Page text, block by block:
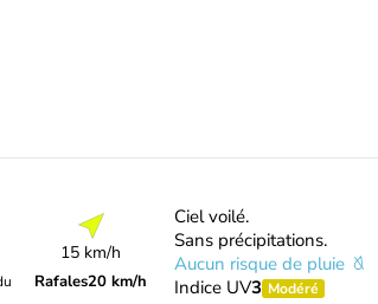
15 km/h
Rafales20 km/h
Ciel voilé.
Sans précipitations.
Aucun risque de pluie
Indice UV3 Modéré